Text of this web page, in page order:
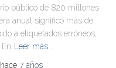
público de 820 millones
anual significó más de
a etiquetados erróneos,
Leer más…
7 años